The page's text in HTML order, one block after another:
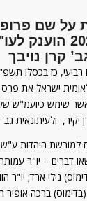
על שם
ז"ל לשנת 2022
קרן נויבך
שימש כיועמ"ש של
ולעיתונאית גב'
למורשת היהדות
דברים – יו"ר
נילי ארד; יו"ר
ברכה אופיר